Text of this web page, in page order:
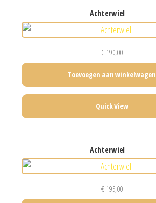
achterwiel
€190,00
Toevoegen aan winkelwagen
Quick View
achterwiel
€195,00